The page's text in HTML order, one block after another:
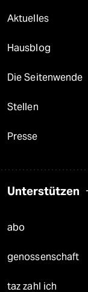
Aktuelles
Hausblog
Die Seitenwende
Stellen
Presse
Unterstützen
abo
genossenschaft
taz zahl ich